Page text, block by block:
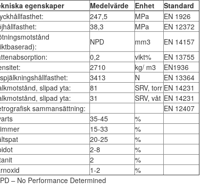
egenskaper Medelvärde Enhet
Standard
247,5 MPa
EN 1926
38,3 MPa
EN 12372
NPD mm3
EN 14157
0,2 vikt%
EN 13755
2710 kg/ m3
EN1936
3413 N
EN 13364
slipad yta:
81 SRV, torr EN 14231
slipad yta:
31 SRV, våt EN 14231
sammansättning:
EN 12407
35-45
%
15-33
%
20-25
%
2-8
%
2
%
1-2
%
– No Performance Determined